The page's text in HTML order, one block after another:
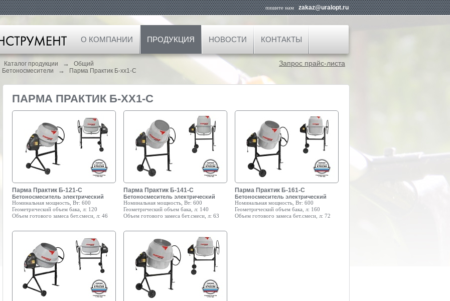
пишите намzakaz@uralopt.ru
О КОМПАНИИ ПРОДУКЦИЯ НОВОСТИ КОНТАКТЫ
Каталог продукции →
Общий
Бетоносмесители → Парма Практик Б-хх1-С
Запрос прайс-листа
ПАРМА ПРАКТИК Б-ХХ1-С
Парма Практик Б-121-С
Бетоносмеситель электрический
Номинальная мощность, Вт: 600
Геометрический объем бака, л: 120
Объем готового замеса бет.смеси, л: 46
Парма Практик Б-141-С
Бетоносмеситель электрический
Номинальная мощность, Вт: 600
Геометрический объем бака, л: 140
Объем готового замеса бет.смеси, л: 63
Парма Практик Б-161-С
Бетоносмеситель электрический
Номинальная мощность, Вт: 600
Геометрический объем бака, л: 160
Объем готового замеса бет.смеси, л: 72